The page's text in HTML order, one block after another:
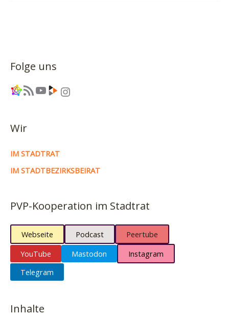
können…“
Piratencast
Folge uns
Link RSS-Feed YouTube Link Instagram
Wir
IM STADTRAT
IM STADTBEZIRKSBEIRAT
PVP-Kooperation im Stadtrat
Webseite Podcast
Peertube
YouTube
Mastodon
Instagram
Telegram
Inhalte